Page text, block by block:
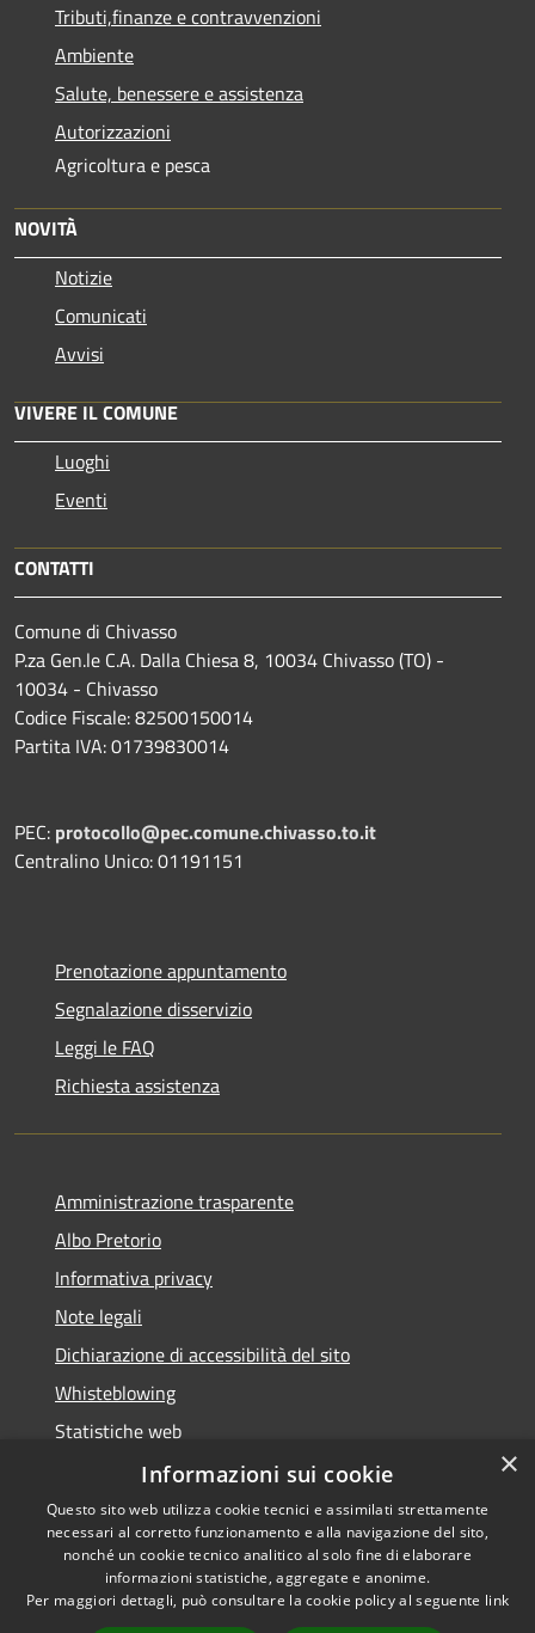
Tributi,finanze e contravvenzioni
Ambiente
Salute, benessere e assistenza
Autorizzazioni
Agricoltura e pesca
NOVITÀ
Notizie
Comunicati
Avvisi
VIVERE IL COMUNE
Luoghi
Eventi
CONTATTI
Comune di Chivasso
P.za Gen.le C.A. Dalla Chiesa 8, 10034 Chivasso (TO) -
10034 - Chivasso
Codice Fiscale: 82500150014
Partita IVA: 01739830014
PEC: protocollo@pec.comune.chivasso.to.it
Centralino Unico: 01191151
Prenotazione appuntamento
Segnalazione disservizio
Leggi le FAQ
Richiesta assistenza
Amministrazione trasparente
Albo Pretorio
Informativa privacy
Note legali
Dichiarazione di accessibilità del sito
Whisteblowing
Statistiche web
Segnalazioni di non conformità
RSS
Accessibility
Copyright © 2026 • Town of •
Municipium
×
Informazioni sui cookie
Questo sito web utilizza cookie tecnici e assimilati strettamente
necessari al corretto funzionamento e alla navigazione del sito,
nonché un cookie tecnico analitico al solo fine di elaborare
informazioni statistiche, aggregate e anonime.
Per maggiori dettagli, può consultare la cookie policy al seguente link